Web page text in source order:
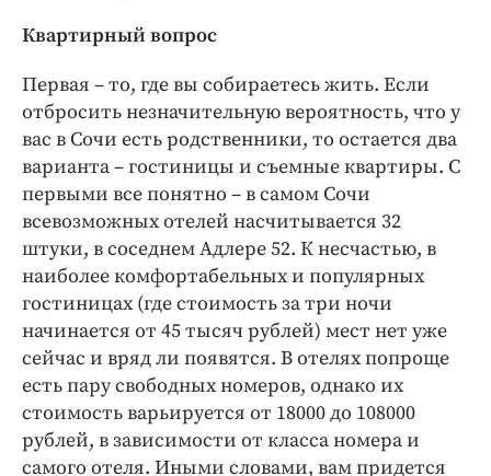
Квартирный вопрос
Первая – то, где вы собираетесь жить. Если
отбросить незначительную вероятность, что у
вас в Сочи есть родственники, то остается два
варианта – гостиницы и съемные квартиры. С
первыми все понятно – в самом Сочи
всевозможных отелей насчитывается 32
штуки, в соседнем Адлере 52. К несчастью, в
наиболее комфортабельных и популярных
гостиницах (где стоимость за три ночи
начинается от 45 тысяч рублей) мест нет уже
сейчас и вряд ли появятся. В отелях попроще
есть пару свободных номеров, однако их
стоимость варьируется от 18000 до 108000
рублей, в зависимости от класса номера и
самого отеля. Иными словами, вам придется